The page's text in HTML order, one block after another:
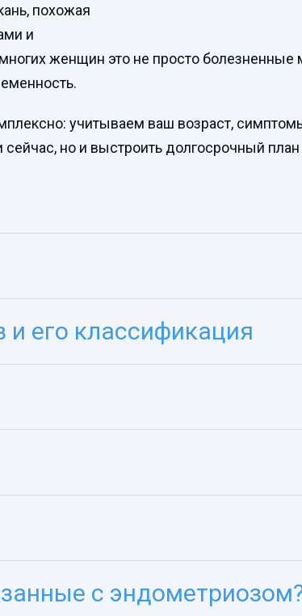
похожая
и
женщин это не просто болезненные
учитываем ваш возраст,
но и выстроить долгосрочный
его классификация
с